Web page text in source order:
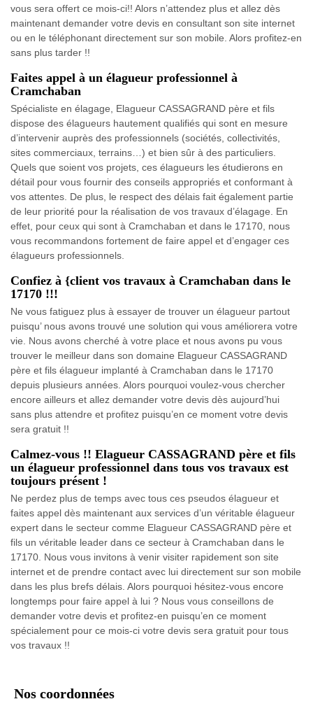
vous sera offert ce mois-ci!! Alors n’attendez plus et allez dès
maintenant demander votre devis en consultant son site internet
ou en le téléphonant directement sur son mobile. Alors profitez-en
sans plus tarder !!
Faites appel à un élagueur professionnel à
Cramchaban
Spécialiste en élagage, Elagueur CASSAGRAND père et fils
dispose des élagueurs hautement qualifiés qui sont en mesure
d’intervenir auprès des professionnels (sociétés, collectivités,
sites commerciaux, terrains…) et bien sûr à des particuliers.
Quels que soient vos projets, ces élagueurs les étudierons en
détail pour vous fournir des conseils appropriés et conformant à
vos attentes. De plus, le respect des délais fait également partie
de leur priorité pour la réalisation de vos travaux d’élagage. En
effet, pour ceux qui sont à Cramchaban et dans le 17170, nous
vous recommandons fortement de faire appel et d’engager ces
élagueurs professionnels.
Confiez à {client vos travaux à Cramchaban dans le
17170 !!!
Ne vous fatiguez plus à essayer de trouver un élagueur partout
puisqu’ nous avons trouvé une solution qui vous améliorera votre
vie. Nous avons cherché à votre place et nous avons pu vous
trouver le meilleur dans son domaine Elagueur CASSAGRAND
père et fils élagueur implanté à Cramchaban dans le 17170
depuis plusieurs années. Alors pourquoi voulez-vous chercher
encore ailleurs et allez demander votre devis dès aujourd’hui
sans plus attendre et profitez puisqu’en ce moment votre devis
sera gratuit !!
Calmez-vous !! Elagueur CASSAGRAND père et fils
un élagueur professionnel dans tous vos travaux est
toujours présent !
Ne perdez plus de temps avec tous ces pseudos élagueur et
faites appel dès maintenant aux services d’un véritable élagueur
expert dans le secteur comme Elagueur CASSAGRAND père et
fils un véritable leader dans ce secteur à Cramchaban dans le
17170. Nous vous invitons à venir visiter rapidement son site
internet et de prendre contact avec lui directement sur son mobile
dans les plus brefs délais. Alors pourquoi hésitez-vous encore
longtemps pour faire appel à lui ? Nous vous conseillons de
demander votre devis et profitez-en puisqu’en ce moment
spécialement pour ce mois-ci votre devis sera gratuit pour tous
vos travaux !!
Nos coordonnées